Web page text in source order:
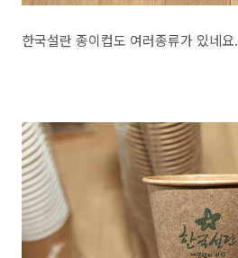
한국설란 종이컵도 여러종류가 있네요.